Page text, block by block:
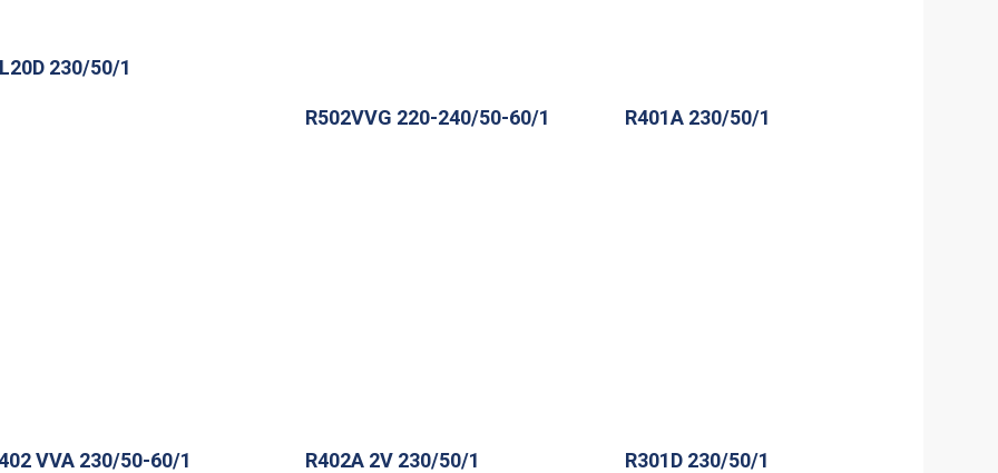
230/50/1
R502VVG 220-240/50-60/1 R401A 230/50/1
VVA 230/50-60/1 R402A 2V 230/50/1 R301D 230/50/1